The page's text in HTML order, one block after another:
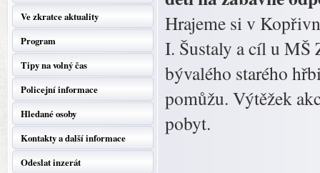
Ve zkratce aktuality
Program
Tipy na volný čas
Policejní informace
Hledané osoby
Kontakty a další informace
Odeslat inzerát
Hrajeme si v
I. Šustaly a cíl u MŠ
bývalého starého
pomůžu. Výtěžek
pobyt.